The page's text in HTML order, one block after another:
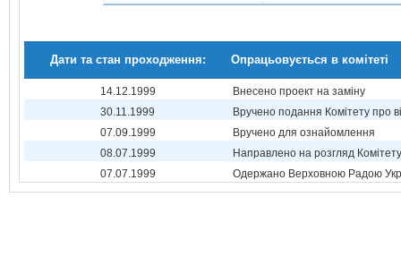
Дати та стан проходження: Опрацьовується в комітеті
14.12.1999
Внесено проект на заміну
30.11.1999
Вручено подання Комітету про
07.09.1999
Вручено для ознайомлення
08.07.1999
Направлено на розгляд Комітету
07.07.1999
Одержано Верховною Радою